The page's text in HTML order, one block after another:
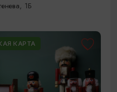
1Б
КАРТА